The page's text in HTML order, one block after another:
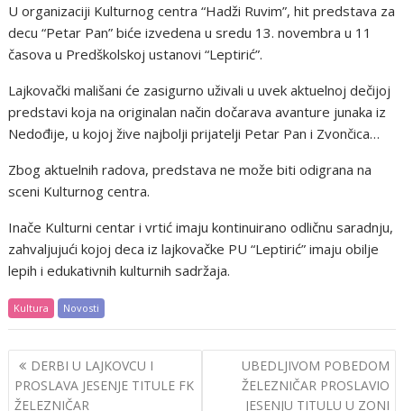
U organizaciji Kulturnog centra “Hadži Ruvim”, hit predstava za
decu “Petar Pan” biće izvedena u sredu 13. novembra u 11
časova u Predškolskoj ustanovi “Leptirić”.
Lajkovački mališani će zasigurno uživali u uvek aktuelnoj dečijoj
predstavi koja na originalan način dočarava avanture junaka iz
Nedođije, u kojoj žive najbolji prijatelji Petar Pan i Zvončica…
Zbog aktuelnih radova, predstava ne može biti odigrana na
sceni Kulturnog centra.
Inače Kulturni centar i vrtić imaju kontinuirano odličnu saradnju,
zahvaljujući kojoj deca iz lajkovačke PU “Leptirić” imaju obilje
lepih i edukativnih kulturnih sadržaja.
Kultura Novosti
Post
navigation
DERBI U LAJKOVCU I
PROSLAVA JESENJE TITULE FK
ŽELEZNIČAR
UBEDLJIVOM POBEDOM
ŽELEZNIČAR PROSLAVIO
JESENJU TITULU U ZONI